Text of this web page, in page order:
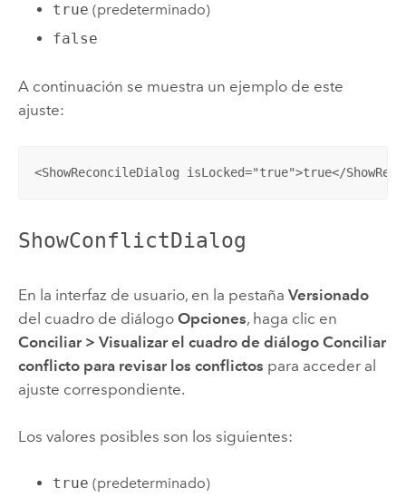
true (predeterminado)
false
A continuación se muestra un ejemplo de este
ajuste:
<ShowReconcileDialog isLocked="true">true</
ShowConflictDialog
En la interfaz de usuario, en la pestaña Versionado
del cuadro de diálogo Opciones, haga clic en
Conciliar > Visualizar el cuadro de diálogo Conciliar
conflicto para revisar los conflictos para acceder al
ajuste correspondiente.
Los valores posibles son los siguientes:
true (predeterminado)